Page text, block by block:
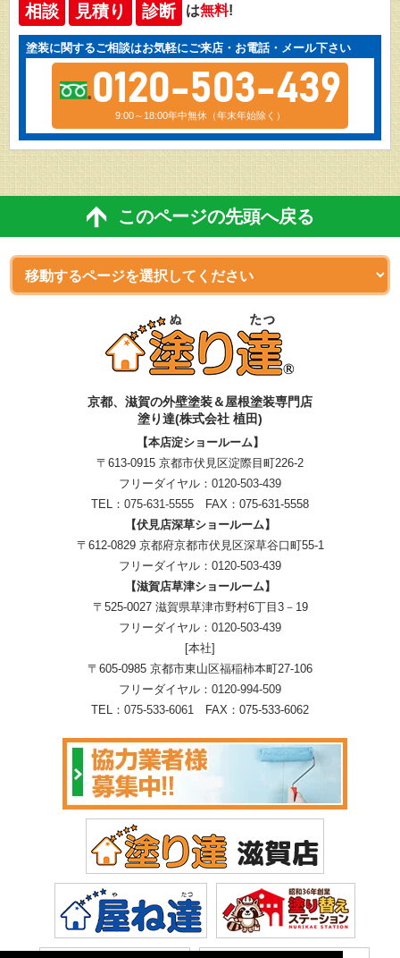
相談 見積り 診断 は無料!
塗装に関するご相談はお気軽にご来店・お電話・メール下さい
0120-503-439
9:00～18:00年中無休（年末年始除く）
このページの先頭へ戻る
京都、滋賀の外壁塗装＆屋根塗装専門店
塗り達(株式会社 植田)
【本店淀ショールーム】
〒613-0915 京都市伏見区淀際目町226-2
フリーダイヤル： 0120-503-439
TEL： 075-631-5555 FAX：075-631-5558
【伏見店深草ショールーム】
〒612-0829 京都府京都市伏見区深草谷口町55-1
フリーダイヤル： 0120-503-439
【滋賀店草津ショールーム】
〒525-0027 滋賀県草津市野村6丁目3－19
フリーダイヤル： 0120-503-439
[本社]
〒605-0985 京都市東山区福稲柿本町27-106
フリーダイヤル： 0120-994-509
TEL： 075-533-6061 FAX：075-533-6062